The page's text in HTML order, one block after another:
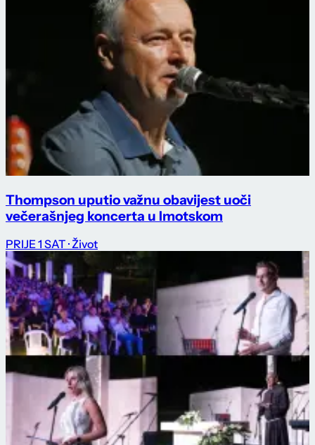
Thompson uputio važnu obavijest uoči
večerašnjeg koncerta u Imotskom
PRIJE 1 SAT · Život